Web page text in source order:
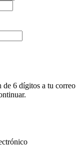
6 dígitos a tu correo